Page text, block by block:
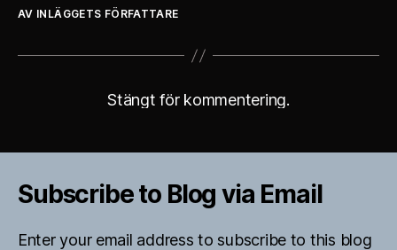
AV INLÄGGETS FÖRFATTARE
Stängt för kommentering.
Subscribe to Blog via Email
Enter your email address to subscribe to this blog